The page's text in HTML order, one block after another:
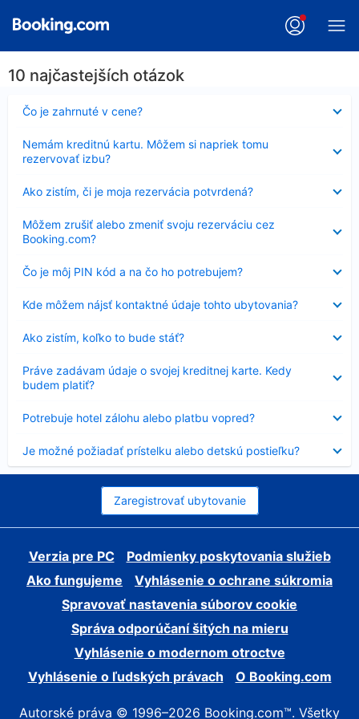
10 najčastejších otázok
Čo je zahrnuté v cene?
Nezobrazuje
sa
Nemám kreditnú kartu. Môžem si napriek tomu
rezervovať izbu?
sa
Ako zistím, či je moja rezervácia potvrdená?
sa
Môžem zrušiť alebo zmeniť svoju rezerváciu cez
Booking.com?
sa
Čo je môj PIN kód a na čo ho potrebujem?
Nezobrazuje
sa
Kde môžem nájsť kontaktné údaje tohto ubytovania?
sa
Ako zistím, koľko to bude stáť?
sa
Práve zadávam údaje o svojej kreditnej karte. Kedy
budem platiť?
sa
Potrebuje hotel zálohu alebo platbu vopred?
sa
Je možné požiadať prístelku alebo detskú postieľku?
sa
Zaregistrovať ubytovanie
Verzia pre PC
Podmienky poskytovania služieb
Ako fungujeme
Vyhlásenie o ochrane súkromia
Spravovať nastavenia súborov cookie
Správa odporúčaní šitých na mieru
Vyhlásenie o modernom otroctve
Vyhlásenie o ľudských právach
O Booking.com
Autorské práva © 1996–2026 Booking.com™. Všetky